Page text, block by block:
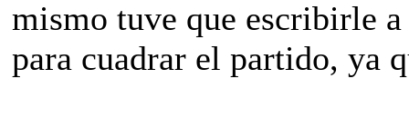
mismo tuve que escribirle
para cuadrar el partido, ya